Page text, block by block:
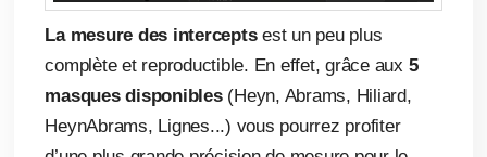
La mesure des interceptsest un peu plus
complète et reproductible. En effet, grâce aux 5
masques disponibles(Heyn, Abrams, Hiliard,
HeynAbrams, Lignes...) vous pourrez profiter